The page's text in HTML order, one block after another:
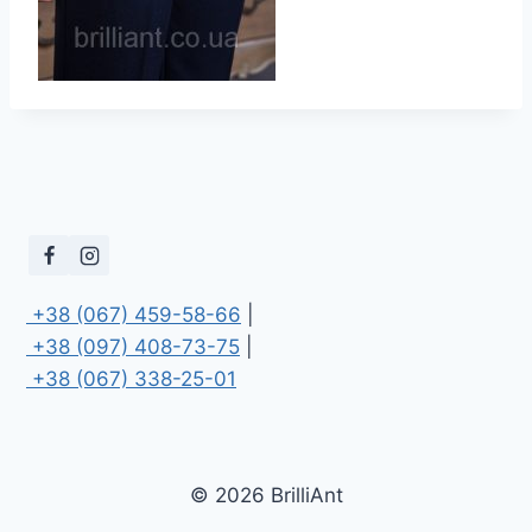
+38 (067) 459-58-66
+38 (097) 408-73-75
+38 (067) 338-25-01
© 2026 BrilliAnt